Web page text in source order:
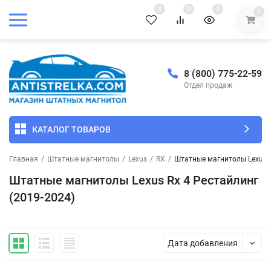
0 0 0 0
8 (800) 775-22-59
Отдел продаж
КАТАЛОГ ТОВАРОВ
Главная / Штатные магнитолы / Lexus / RX / Штатные магнитолы Lexus
Штатные магнитолы Lexus Rx 4 Рестайлинг
(2019-2024)
Дата добавления